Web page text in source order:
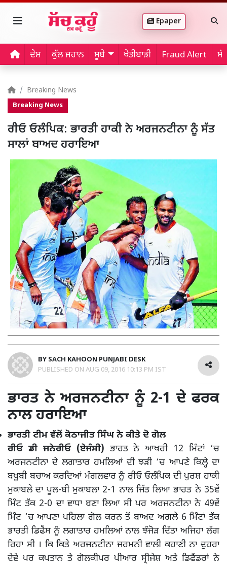
Epaper
ਦੇਸ਼ ਕੁੱਲ ਜਹਾਨ ਸੂਬੇ ਖੇਤੀਬਾੜੀ Fraud Alert
Breaking News
Breaking News
ਰੀਓ ਓਲੰਪਿਕ: ਭਾਰਤੀ ਹਾਕੀ ਨੇ ਅਰਜਨਟੀਨਾ ਨੂੰ ਸੱਤ
ਸਾਲਾਂ ਬਾਅਦ ਹਰਾਇਆ
BY SACH KAHOON PUNJABI DESK
PUBLISHED ON AUG 09, 2016 10:13 PM IST
ਭਾਰਤ ਨੇ ਅਰਜਨਟੀਨਾ ਨੂੰ 2-1 ਦੇ ਫਰਕ
ਨਾਲ ਹਰਾਇਆ
ਭਾਰਤੀ ਟੀਮ ਵੱਲੋਂ ਕੋਠਾਜੀਤ ਸਿੰਘ ਨੇ ਕੀਤੇ ਦੋ ਗੋਲ
ਰੀਓ ਡੀ ਜਨੇਰੀਓ (ਏਜੰਸੀ) ਭਾਰਤ ਨੇ ਆਖਰੀ 12 ਮਿੰਟਾਂ ‘ਚ
ਅਰਜਨਟੀਨਾ ਦੇ ਲਗਾਤਾਰ ਹਮਲਿਆਂ ਦੀ ਝੜੀ ‘ਚ ਆਪਣੇ ਕਿਲ੍ਹੇ ਦਾ
ਬਖੂਬੀ ਬਚਾਅ ਕਰਦਿਆਂ ਮੰਗਲਵਾਰ ਨੂੰ ਰੀਓ ਓਲੰਪਿਕ ਦੀ ਪੁਰਸ਼ ਹਾਕੀ
ਮੁਕਾਬਲੇ ਦਾ ਪੂਲ-ਬੀ ਮੁਕਾਬਲਾ 2-1 ਨਾਲ ਜਿੱਤ ਲਿਆ ਭਾਰਤ ਨੇ 35ਵੇਂ
ਮਿੰਟ ਤੱਕ 2-0 ਦਾ ਵਾਧਾ ਬਣਾ ਲਿਆ ਸੀ ਪਰ ਅਰਜਨਟੀਨਾ ਨੇ 49ਵੇਂ
ਮਿੰਟ ‘ਚ ਆਪਣਾ ਪਹਿਲਾ ਗੋਲ ਕਰਨ ਤੋਂ ਬਾਅਦ ਅਗਲੇ 6 ਮਿੰਟਾਂ ਤੱਕ
ਭਾਰਤੀ ਡਿਫੈਂਸ ਨੂੰ ਲਗਾਤਾਰ ਹਮਲਿਆਂ ਨਾਲ ਝੰਜੋੜ ਦਿੱਤਾ ਅਜਿਹਾ ਲੱਗ
ਰਿਹਾ ਸੀ । ਕਿ ਕਿਤੇ ਅਰਜਨਟੀਨਾ ਜਰਮਨੀ ਵਾਲੀ ਕਹਾਣੀ ਨਾ ਦੁਹਰਾ
ਦੇਵੇ ਪਰ ਕਪਤਾਨ ਤੇ ਗੋਲਕੀਪਰ ਪੀਆਰ ਸ੍ਰੀਜੇਸ਼ ਅਤੇ ਡਿਫੈਂਡਰਾਂ ਨੇ